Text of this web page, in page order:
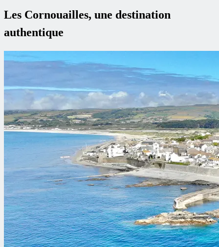
Les Cornouailles, une destination
authentique